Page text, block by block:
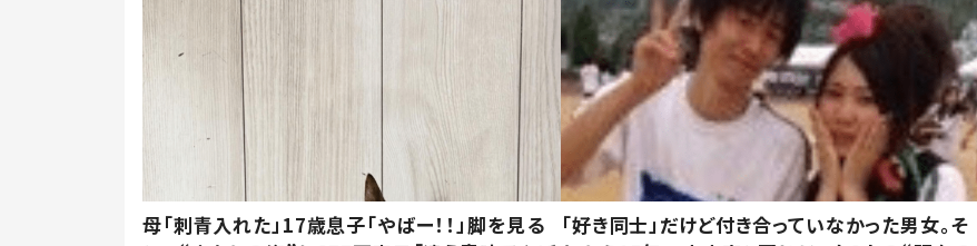
母「刺青入れた」17歳息子「やばー！！」脚を見る
「好き同士」だけど付き合っていなかった男女。そ